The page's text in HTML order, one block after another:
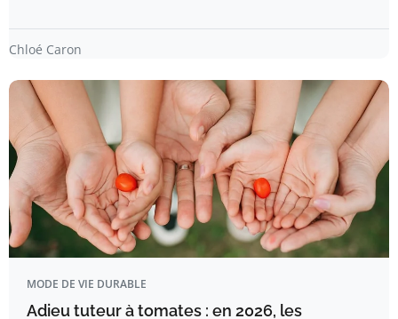
Chloé Caron
MODE DE VIE DURABLE
Adieu tuteur à tomates : en 2026, les